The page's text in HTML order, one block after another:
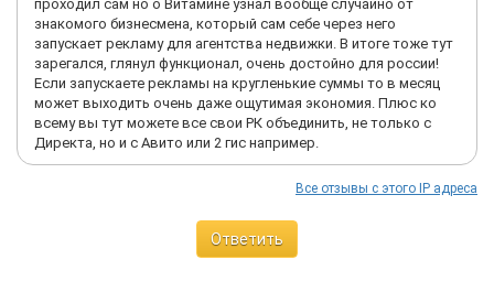
проходил сам но о Витамине узнал вообще случайно от
знакомого бизнесмена, который сам себе через него
запускает рекламу для агентства недвижки. В итоге тоже тут
зарегался, глянул функционал, очень достойно для россии!
Если запускаете рекламы на кругленькие суммы то в месяц
может выходить очень даже ощутимая экономия. Плюс ко
всему вы тут можете все свои РК объединить, не только с
Директа, но и с Авито или 2 гис например.
Все отзывы с этого IP адреса
Ответить